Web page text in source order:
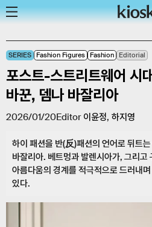
Skip
to
content
SERIES Fashion Figures Fashion Editorial
포스트-스트리트웨어 시
바꾼, 뎀나 바잘리아
하이 패션을 반(反)패션의 언어로 뒤트
바잘리아. 베트멍과 발렌시아가, 그리고
아름다움의 경계를 적극적으로 드러내
있다.
2026/01/20Editor 이윤정, 하지영